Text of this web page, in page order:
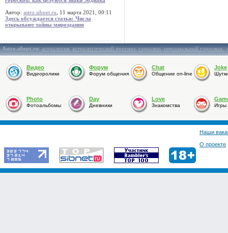
Автор: astro.sibnet.ru , 11 марта 2021, 00:11
Здесь обсуждается статья: Числа
открывают тайны мироздания
Astro.sibnet.ru:астрология,астрологический прогноз,гороскоп,персональный гороскоп,
Видео
Видеоролики
Форум
Форум общения
Chat
Общение on-line
Joke
Photo
Фотоальбомы
Day
Дневники
Love
Знакомства Игры
Наши
О проекте